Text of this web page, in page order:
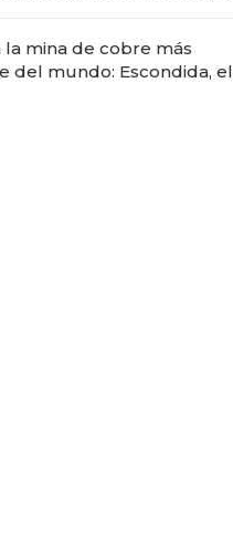
la mina de cobre más
del mundo: Escondida, el